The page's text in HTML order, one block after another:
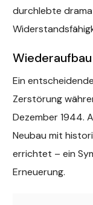
durchlebte
Ein
Zerstörung
Dezember 1944.
Neubau mit
errichtet – ein
Erneuerung.